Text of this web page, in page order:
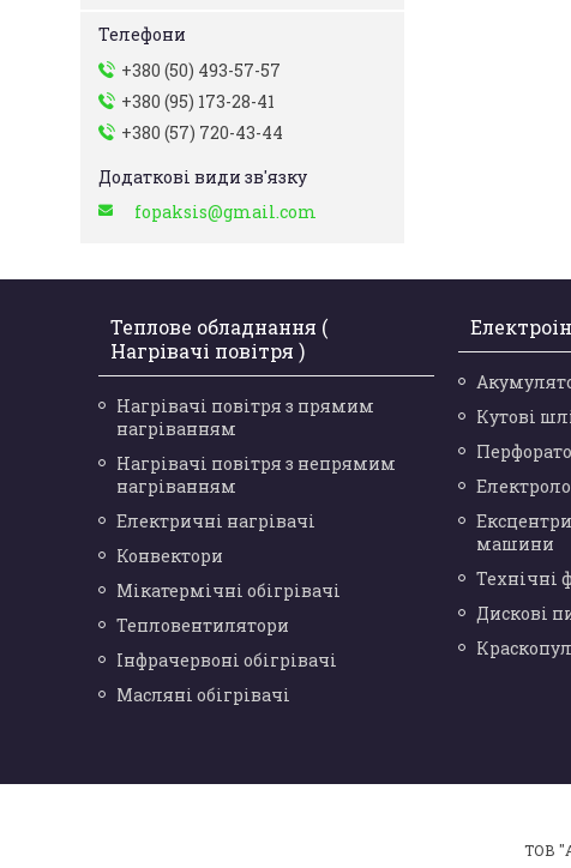
+380 (50) 493-57-57
+380 (95) 173-28-41
+380 (57) 720-43-44
fopaksis@gmail.com
Теплове обладнання (
Нагрівачі повітря )
Нагрівачі повітря з прямим
нагріванням
Нагрівачі повітря з непрямим
нагріванням
Електричні нагрівачі
Конвектори
Мікатермічні обігрівачі
Тепловентилятори
Інфрачервоні обігрівачі
Масляні обігрівачі
Кутові
машини
Технічні
Дискові